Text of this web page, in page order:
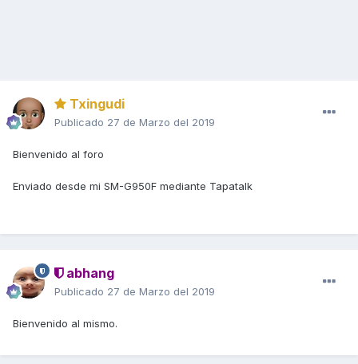
Txingudi
Publicado 27 de Marzo del 2019
Bienvenido al foro
Enviado desde mi SM-G950F mediante Tapatalk
abhang
Publicado 27 de Marzo del 2019
Bienvenido al mismo.